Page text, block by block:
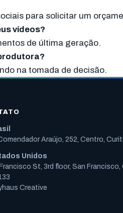
para solicitar um
vídeos?
de última geração.
na tomada de decisão.
Araújo, 252, Centro,
Unidos
St, 3rd floor, San Francisco,
Creative